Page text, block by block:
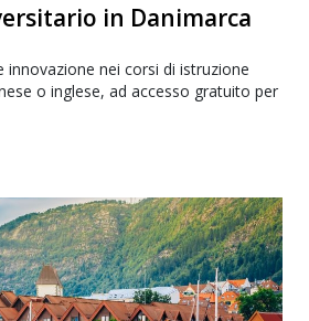
in Danimarca
innovazione nei corsi di istruzione
o inglese, ad accesso gratuito per